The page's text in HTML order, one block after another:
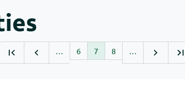
… 6 7 8 …